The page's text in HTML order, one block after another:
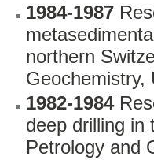
1984-1987
northern
Geochemistry,
1982-1984
deep drilling in
Petrology and